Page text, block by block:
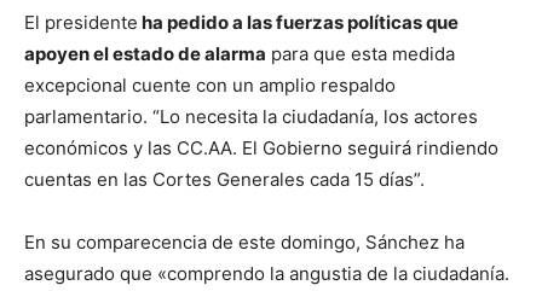
El presidente ha pedido a las fuerzas políticas que
apoyen el estado de alarma para que esta medida
excepcional cuente con un amplio respaldo
parlamentario. “Lo necesita la ciudadanía, los actores
económicos y las CC.AA. El Gobierno seguirá rindiendo
cuentas en las Cortes Generales cada 15 días”.
En su comparecencia de este domingo, Sánchez ha
asegurado que «comprendo la angustia de la ciudadanía.